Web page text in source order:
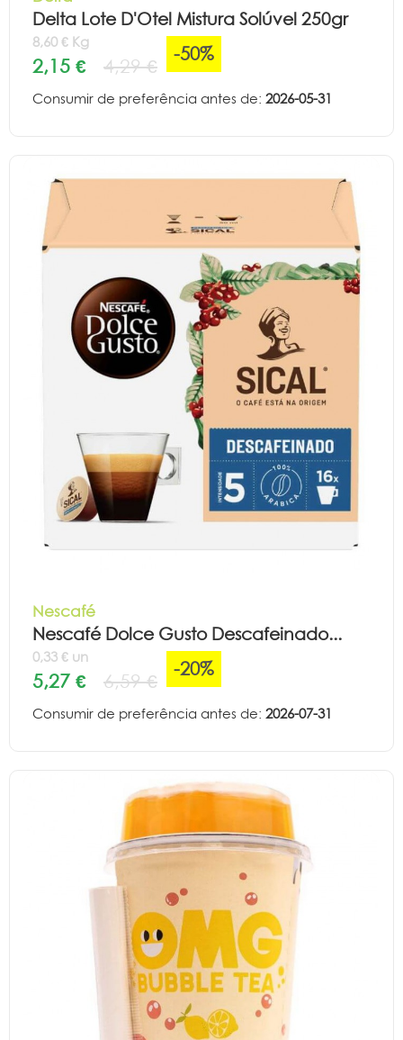
Delta Lote D'Otel Mistura Solúvel 250gr
8,60 € Kg
2,15 € 4,29 €
-50%
Consumir de preferência antes de: 2026-05-31
Nescafé
Nescafé Dolce Gusto Descafeinado...
0,33 € un
5,27 € 6,59 €
-20%
Consumir de preferência antes de: 2026-07-31